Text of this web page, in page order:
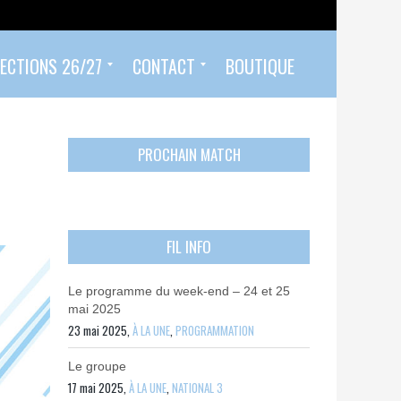
26/27 CONTACT BOUTIQUE
PROCHAIN MATCH
FIL INFO
Le programme du week-end – 24 et 25
mai 2025
23 mai 2025,À LA UNE,PROGRAMMATION
Le groupe
17 mai 2025,À LA UNE,NATIONAL 3